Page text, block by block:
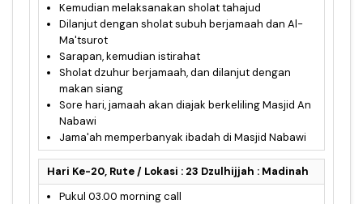
Kemudian melaksanakan sholat tahajud
Dilanjut dengan sholat subuh berjamaah dan Al-
Ma'tsurot
Sarapan, kemudian istirahat
Sholat dzuhur berjamaah, dan dilanjut dengan
makan siang
Sore hari, jamaah akan diajak berkeliling Masjid An
Nabawi
Jama'ah memperbanyak ibadah di Masjid Nabawi
Hari Ke-20, Rute / Lokasi : 23 Dzulhijjah : Madinah
Pukul 03.00 morning call